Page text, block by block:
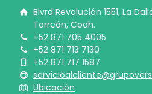
Blvrd Revolución 1551, La
Torreón, Coah.
+52 871 705 4005
+52 871 713 7130
+52 871 717 1587
Ubicación